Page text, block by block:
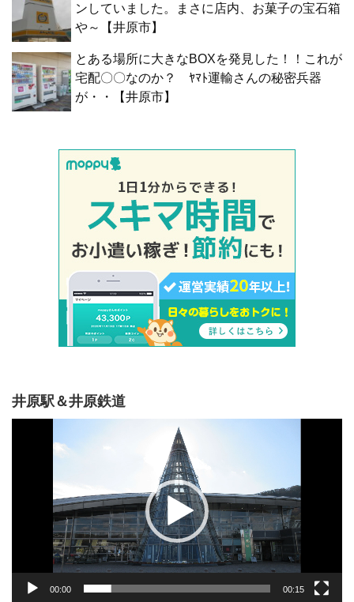
ンしていました。まさに店内、お菓子の宝石箱
や～【井原市】
とある場所に大きなBOXを発見した！！これが
宅配〇〇なのか？ ﾔﾏﾄ運輸さんの秘密兵器
が・・【井原市】
井原駅＆井原鉄道
00:00 00:15